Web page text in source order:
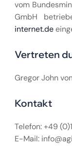
vom
GmbH
internet.de
Vertreten
Gregor John
Kontakt
Telefon: +49
E-Mail: